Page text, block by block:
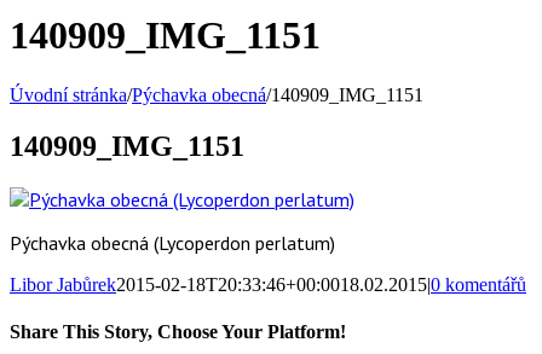
140909_IMG_1151
Úvodní stránka/Pýchavka obecná/140909_IMG_1151
140909_IMG_1151
Pýchavka obecná (Lycoperdon perlatum)
Libor Jabůrek2015-02-18T20:33:46+00:0018.02.2015|0 komentářů
Share This Story, Choose Your Platform!